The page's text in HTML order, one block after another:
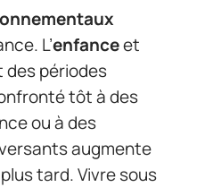
L’enfanceet
des périodes
tôt à des
ou à des
augmente
plus tard. Vivre sous